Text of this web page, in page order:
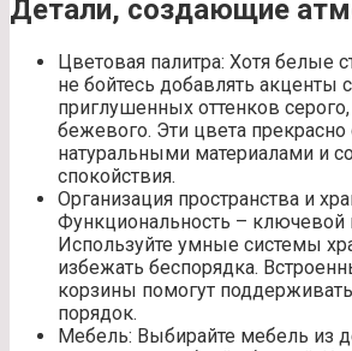
Детали, создающие
Цветовая палитра: Хотя белые
не бойтесь добавлять
приглушенных оттенков
бежевого. Эти цвета прекрасно
натуральными материалами и
спокойствия.
Организация пространства и
Функциональность – ключевой
Используйте умные системы
избежать беспорядка.
корзины помогут
порядок.
Мебель: Выбирайте мебель из